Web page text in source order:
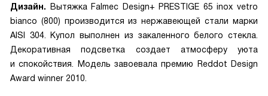
Дизайн. Вытяжка Falmec Design+ PRESTIGE 65 inox vetro
bianco (800) производится из нержавеющей стали марки
AISI 304. Купол выполнен из закаленного белого стекла.
Декоративная подсветка создает атмосферу уюта
и спокойствия. Модель завоевала премию Reddot Design
Award winner 2010.